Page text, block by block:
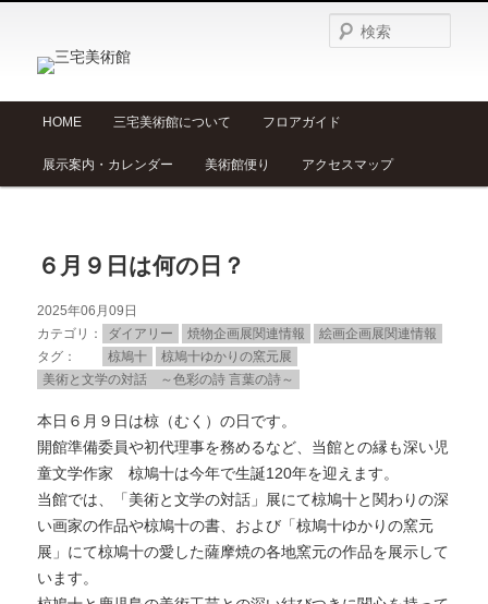
索
メ
メ
イ
コ
ン
テ
ン
ツ
へ
移
サ
ブ
ン
テ
ン
ツ
へ
移
動
HOME 三宅美術館について フロアガイド
展示案内・カレンダー 美術館便り アクセスマップ
６月９日は何の日？
2025年06月09日
カテゴリ
ダイアリー 焼物企画展関連情報
絵画企画展関連情報
タグ
椋鳩十
椋鳩十ゆかりの窯元展
美術と文学の対話 ～色彩の詩 言葉の詩～
本日６月９日は椋（むく）の日です。
開館準備委員や初代理事を務めるなど、当館との縁も深い児
童文学作家 椋鳩十は今年で生誕120年を迎えます。
当館では、「美術と文学の対話」展にて椋鳩十と関わりの深
い画家の作品や椋鳩十の書、および「椋鳩十ゆかりの窯元
展」にて椋鳩十の愛した薩摩焼の各地窯元の作品を展示して
います。